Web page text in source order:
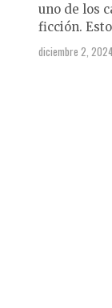
uno de los
ficción.
diciembre 2, 2024